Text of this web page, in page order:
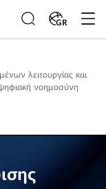
GR
λειτουργίας και
νοημοσύνη